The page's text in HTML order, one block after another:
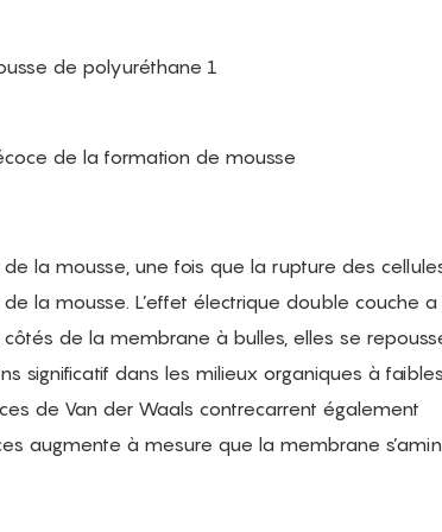
de la formation de mousse
la mousse, une fois que la rupture des
la mousse. L’effet électrique double couche
de la membrane à bulles, elles se
significatif dans les milieux organiques à faibles
de Van der Waals contrecarrent également
augmente à mesure que la membrane